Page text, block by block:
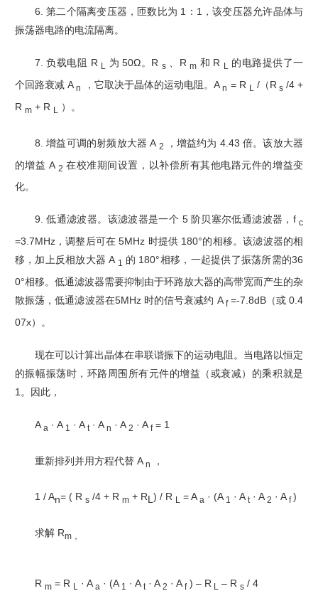
6. 第二个隔离变压器，匝数比为 1：1，该变压器允许晶体与
振荡器电路的电流隔离。
7. 负载电阻 R 为 50Ω。R s、Rm 和 R
的电路提供了一
个回路衰减 An ，它取决于晶体的运动电阻。An = R L /（Rs/4 +
R m + R L ）。
8. 增益可调的射频放大器 A 2
，增益约为 4.43 倍。该放大器
的增益 A 2 在校准期间设置，以补偿所有其他电路元件的增益变
化。
9. 低通滤波器。该滤波器是一个 5 阶贝塞尔低通滤波器，fc
=3.7MHz，调整后可在 5MHz 时提供 180°的相移。该滤波器的相
移，加上反相放大器 A 1
的 180°相移，一起提供了振荡所需的36
0°相移。低通滤波器需要抑制由于环路放大器的高带宽而产生的杂
散振荡，低通滤波器在5MHz 时的信号衰减约 A f=-7.8dB（或 0.4
07x）。
现在可以计算出晶体在串联谐振下的运动电阻。当电路以恒定
的振幅振荡时，环路周围所有元件的增益（或衰减）的乘积就是
1。因此，
A a · A 1 · At· A n · A 2 · A f= 1
重新排列并用方程代替 A n ，
1 / An= ( R s/4 + R m+ RL ) / R = Aa · (A 1 · At· A2 · Af)
求解 Rm，
R m = R L · A a · (A 1 · At· A 2 · A f) – RL – R s/ 4